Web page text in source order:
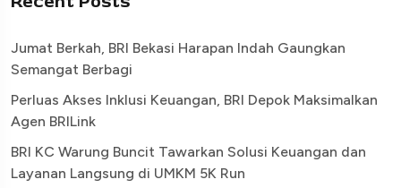
Jumat Berkah, BRI Bekasi Harapan Indah Gaungkan
Semangat Berbagi
Perluas Akses Inklusi Keuangan, BRI Depok Maksimalkan
Agen BRILink
BRI KC Warung Buncit Tawarkan Solusi Keuangan dan
Layanan Langsung di UMKM 5K Run